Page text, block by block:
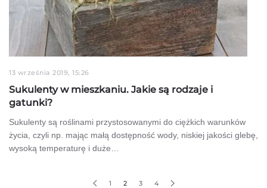
13 września 2019, 15:26
Sukulenty w mieszkaniu. Jakie są rodzaje i
gatunki?
Sukulenty są roślinami przystosowanymi do ciężkich warunków
życia, czyli np. mając małą dostępność wody, niskiej jakości glebę,
wysoką temperaturę i duże…
1 2 3 4